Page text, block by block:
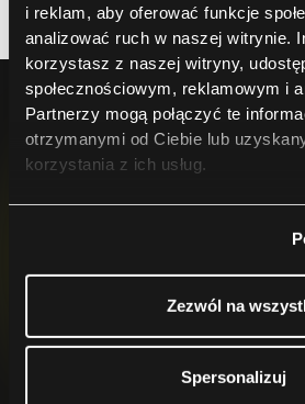
i reklam, aby oferować funkcje
analizować ruch w naszej witrynie.
korzystasz z naszej witryny,
społecznościowym, reklamowym i
Partnerzy mogą połączyć te
otrzymanymi od Ciebie lub
korzystania z ich usług.
Zezwól na
Spersonalizuj
Skontaktuj się
Po złożeniu zamówienia
szybko, jak to możliwe.